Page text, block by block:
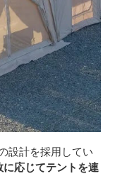
設計を採用してい
応じてテントを連